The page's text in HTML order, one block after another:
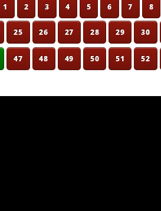
1 2 3 4 5 6 7 8
25 26 27 28 29 30
47 48 49 50 51 52